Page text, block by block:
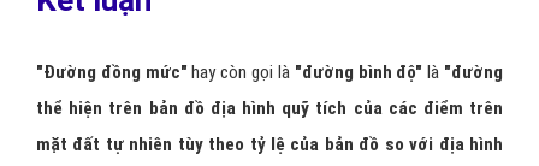
"Đường đồng mức"hay còn gọi là"đường bình độ" là "đường
thể hiện trên bản đồ địa hình quỹ tích của các điểm trên
mặt đất tự nhiên tùy theo tỷ lệ của bản đồ so với địa hình